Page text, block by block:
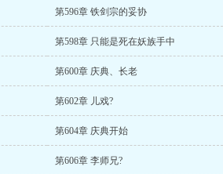
第596章 铁剑宗的妥协
第598章 只能是死在妖族手中
第600章 庆典、长老
第602章 儿戏?
第604章 庆典开始
第606章 李师兄?